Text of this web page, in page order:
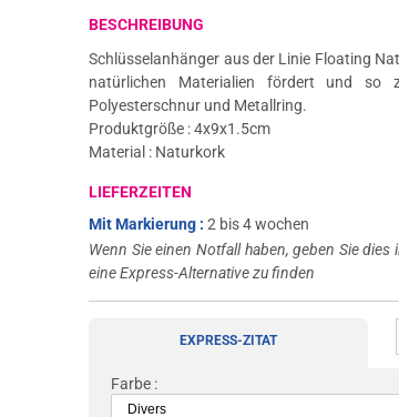
BESCHREIBUNG
Schlüsselanhänger aus der Linie Floating
natürlichen Materialien fördert und so
Polyesterschnur und Metallring.
Produktgröße : 4x9x1.5cm
Material : Naturkork
LIEFERZEITEN
Mit Markierung :2 bis 4 wochen
Wenn Sie einen Notfall haben, geben Sie
eine Express-Alternative zu finden
EXPRESS-ZITAT
Farbe :